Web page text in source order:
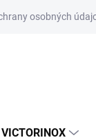
osobných
VICTORINOX